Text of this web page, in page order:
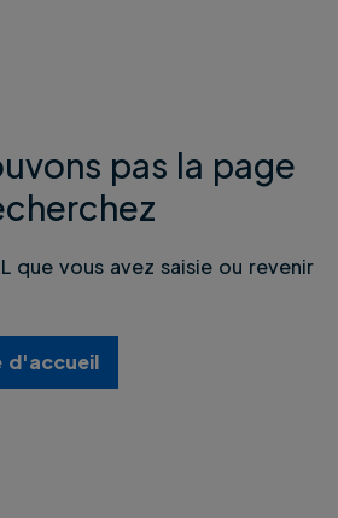
pas la page
que vous avez saisie ou revenir
d'accueil